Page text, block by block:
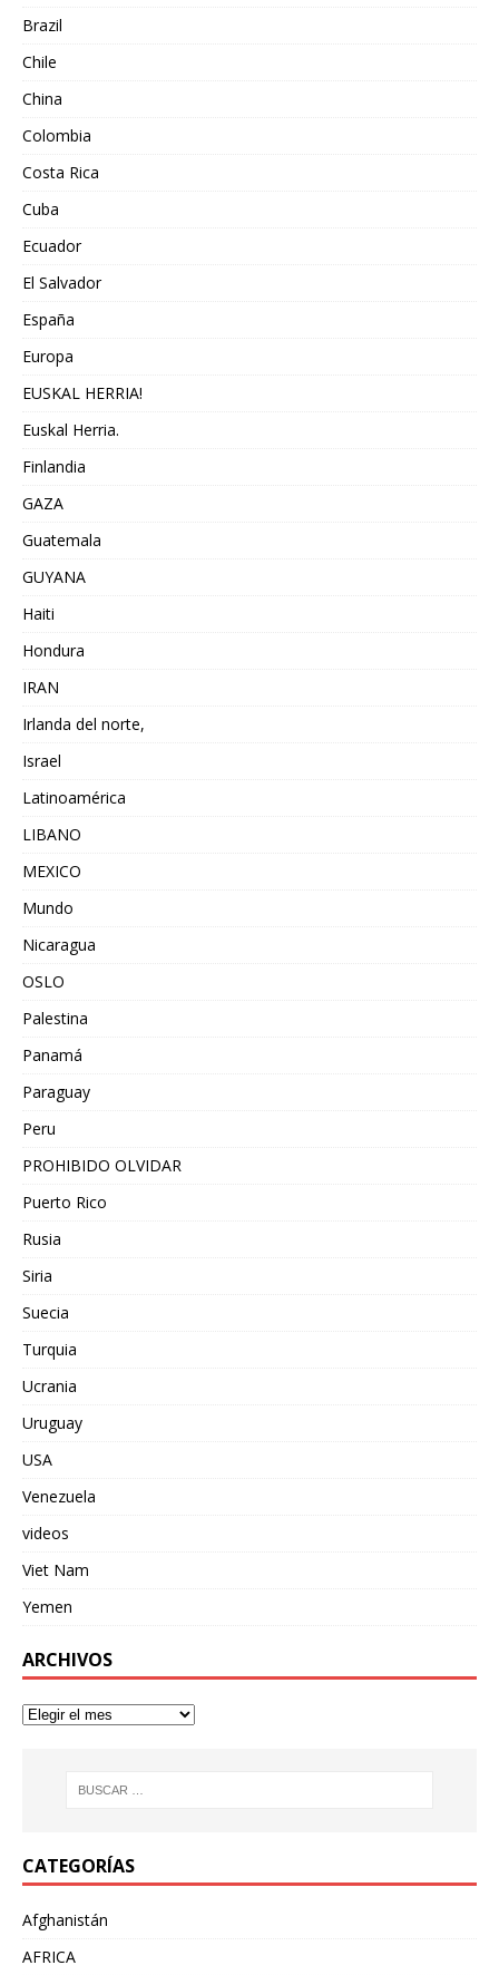
Brazil
Chile
China
Colombia
Costa Rica
Cuba
Ecuador
El Salvador
España
Europa
EUSKAL HERRIA!
Euskal Herria.
Finlandia
GAZA
Guatemala
GUYANA
Haiti
Hondura
IRAN
Irlanda del norte,
Israel
Latinoamérica
LIBANO
MEXICO
Mundo
Nicaragua
OSLO
Palestina
Panamá
Paraguay
Peru
PROHIBIDO OLVIDAR
Puerto Rico
Rusia
Siria
Suecia
Turquia
Ucrania
Uruguay
USA
Venezuela
videos
Viet Nam
Yemen
ARCHIVOS
CATEGORÍAS
Afghanistán
AFRICA